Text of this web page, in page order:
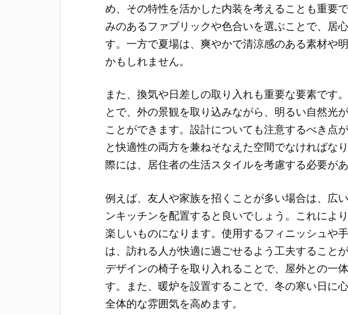
め、その特性を活かした内装を考えることも重要
みのあるファブリックや色合いを選ぶことで、居
す。一方で夏場は、爽やかで清涼感のある素材や
かもしれません。
また、換気や日差しの取り入れも重要な要素です
とで、外の景観を取り込みながら、明るい自然光
ことができます。設計についても注意するべき点
と快適性の両方を兼ねそなえた空間でなければな
際には、居住者の生活スタイルを考慮する必要があ
例えば、友人や家族を招くことが多い場合は、広
ンキッチンを配置すると良いでしょう。これによ
楽しいものになります。使用するフィニッシュや
は、訪れる人が快適に過ごせるよう工夫すること
デザインの椅子を取り入れることで、屋外との一
す。また、暖炉を設置することで、冬の寒い日に
全体的な雰囲気を高めます。